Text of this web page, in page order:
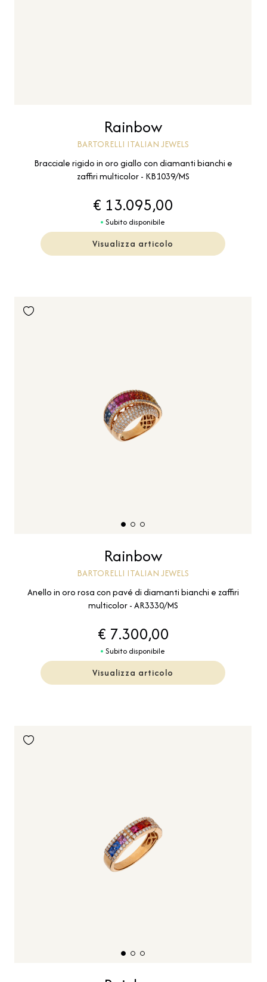
Rainbow
BARTORELLI ITALIAN JEWELS
Bracciale rigido in oro giallo con diamanti bianchi e
zaffiri multicolor - KB1039/MS
€ 13.095,00
Subito disponibile
Visualizza articolo
Rainbow
BARTORELLI ITALIAN JEWELS
Anello in oro rosa con pavé di diamanti bianchi e zaffiri
multicolor - AR3330/MS
€ 7.300,00
Subito disponibile
Visualizza articolo